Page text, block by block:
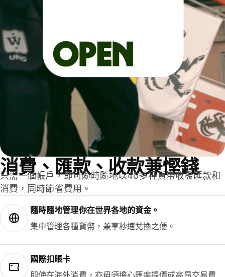
消費、匯款、收款兼慳錢
只需一個帳戶，即可隨時隨地以40多種貨幣收發匯款和
消費，同時節省費用。
隨時隨地管理你在世界各地的資金。
集中管理各種貨幣，兼享秒速兌換之便。
國際扣賬卡